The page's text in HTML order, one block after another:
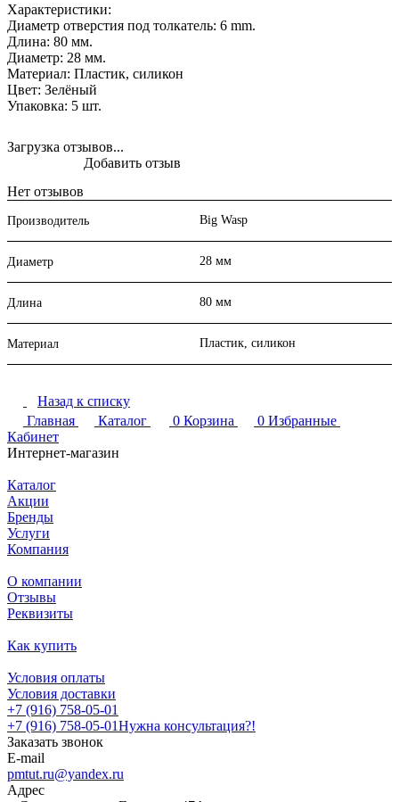
Характеристики:
Диаметр отверстия под толкатель: 6 mm.
Длина: 80 мм.
Диаметр: 28 мм.
Материал: Пластик, силикон
Цвет: Зелёный
Упаковка: 5 шт.
Загрузка отзывов...
Нет отзывов
Добавить отзыв
Производитель Big Wasp
Диаметр 28 мм
Длина 80 мм
Материал Пластик, силикон
Назад к списку
Главная
Каталог 0 Корзина 0 Избранные
Кабинет
Интернет-магазин
Каталог
Акции
Бренды
Услуги
Компания
О компании
Отзывы
Реквизиты
Как купить
Условия оплаты
Условия доставки
+7 (916) 758-05-01
+7 (916) 758-05-01Нужна консультация?!
Заказать звонок
E-mail
pmtut.ru@yandex.ru
Адрес